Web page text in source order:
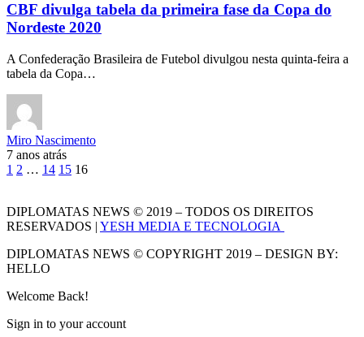
CBF divulga tabela da primeira fase da Copa do
Nordeste 2020
A Confederação Brasileira de Futebol divulgou nesta quinta-feira a
tabela da Copa…
Miro Nascimento
7 anos atrás
1 2 … 14 15 16
DIPLOMATAS NEWS © 2019 – TODOS OS DIREITOS
RESERVADOS | YESH MEDIA E TECNOLOGIA
DIPLOMATAS NEWS © COPYRIGHT 2019 – DESIGN BY:
HELLO
Welcome Back!
Sign in to your account